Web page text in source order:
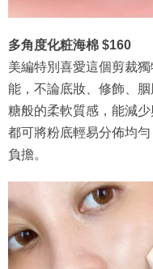
多角度化粧海棉 $160
美編特別喜愛這個剪裁
能，不論底妝、修飾、
糖般的柔軟質感，能減
都可將粉底輕易分佈均
負擔。